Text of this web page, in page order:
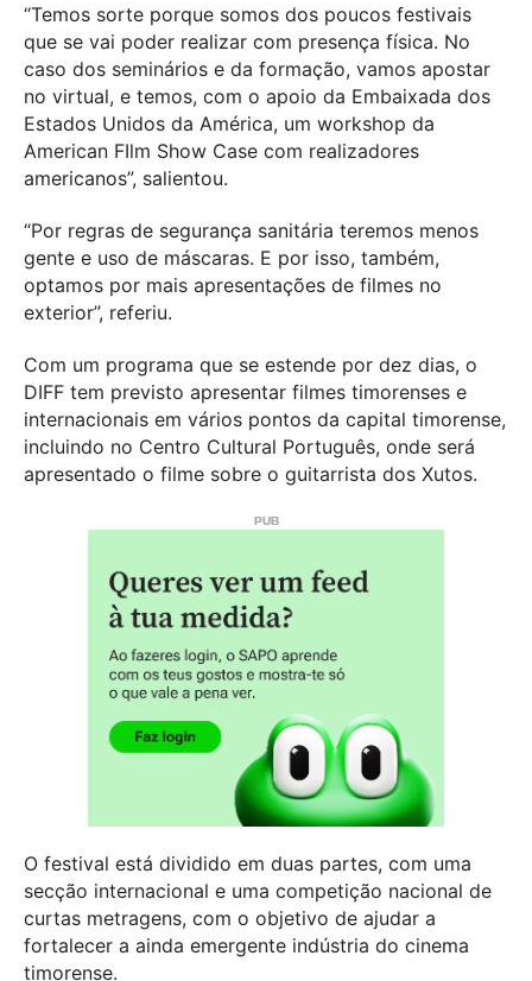
“Temos sorte porque somos dos poucos festivais
que se vai poder realizar com presença física. No
caso dos seminários e da formação, vamos apostar
no virtual, e temos, com o apoio da Embaixada dos
Estados Unidos da América, um workshop da
American FIlm Show Case com realizadores
americanos”, salientou.
“Por regras de segurança sanitária teremos menos
gente e uso de máscaras. E por isso, também,
optamos por mais apresentações de filmes no
exterior”, referiu.
Com um programa que se estende por dez dias, o
DIFF tem previsto apresentar filmes timorenses e
internacionais em vários pontos da capital timorense,
incluindo no Centro Cultural Português, onde será
apresentado o filme sobre o guitarrista dos Xutos.
O festival está dividido em duas partes, com uma
secção internacional e uma competição nacional de
curtas metragens, com o objetivo de ajudar a
fortalecer a ainda emergente indústria do cinema
timorense.